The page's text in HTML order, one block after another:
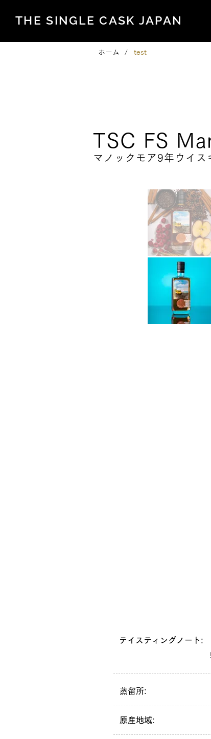
THE SINGLE CASK JAPAN
ホーム / test
TSC FS
マノックモア9年ウイス
テイスティングノート:
蒸留所:
原産地域: